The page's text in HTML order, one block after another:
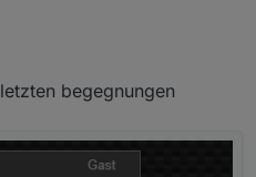
begegnungen